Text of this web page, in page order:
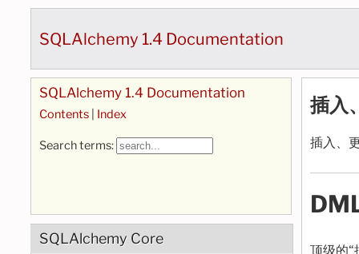
SQLAlchemy 1.4 Documentation
SQLAlchemy 1.4 Documentation
Contents Index
Search terms:
SQLAlchemy Core
插入
插入、
顶级的“